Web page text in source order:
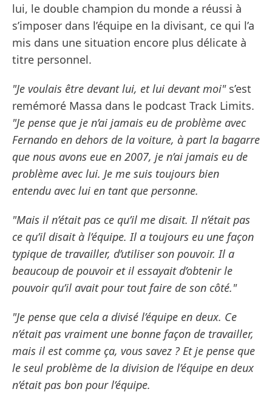
lui, le double champion du monde a réussi à
s’imposer dans l’équipe en la divisant, ce qui l’a
mis dans une situation encore plus délicate à
titre personnel.
"Je voulais être devant lui, et lui devant moi"s’est
remémoré Massa dans le podcast Track Limits.
"Je pense que je n’ai jamais eu de problème avec
Fernando en dehors de la voiture, à part la bagarre
que nous avons eue en 2007, je n’ai jamais eu de
problème avec lui. Je me suis toujours bien
entendu avec lui en tant que personne.
"Mais il n’était pas ce qu’il me disait. Il n’était pas
ce qu’il disait à l’équipe. Il a toujours eu une façon
typique de travailler, d’utiliser son pouvoir. Il a
beaucoup de pouvoir et il essayait d’obtenir le
pouvoir qu’il avait pour tout faire de son côté."
"Je pense que cela a divisé l’équipe en deux. Ce
n’était pas vraiment une bonne façon de travailler,
mais il est comme ça, vous savez ? Et je pense que
le seul problème de la division de l’équipe en deux
n’était pas bon pour l’équipe.